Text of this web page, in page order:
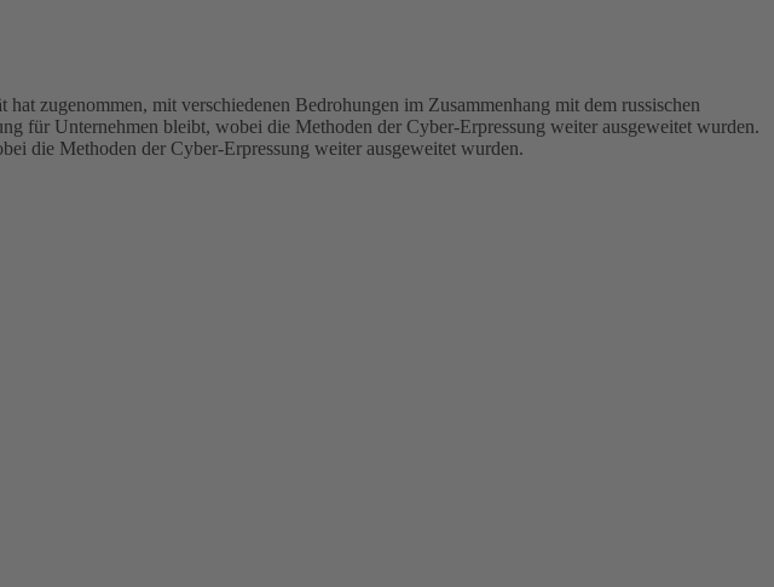
zugenommen, mit verschiedenen Bedrohungen im Zusammenhang mit dem russischen
für Unternehmen bleibt, wobei die Methoden der Cyber-Erpressung weiter ausgeweitet wurden.
die Methoden der Cyber-Erpressung weiter ausgeweitet wurden.